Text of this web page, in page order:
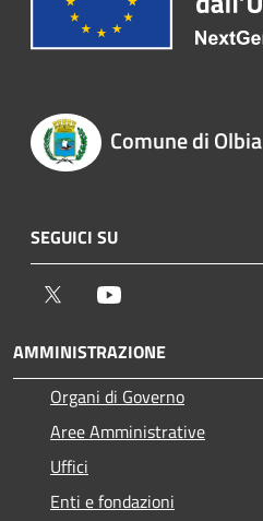
Comune di Olbia
SEGUICI SU
Twitter
AMMINISTRAZIONE
Organi di Governo
Aree Amministrative
Uffici
Enti e fondazioni